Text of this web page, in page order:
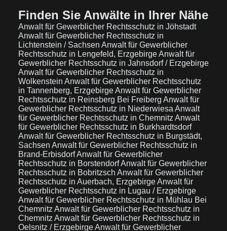
Finden Sie Anwälte in Ihrer Nähe
Anwalt für Gewerblicher Rechtsschutz in Jöhstadt
Anwalt für Gewerblicher Rechtsschutz in
Lichtenstein / Sachsen Anwalt für Gewerblicher
Rechtsschutz in Lengefeld, ErzgebirgeAnwalt für
Gewerblicher Rechtsschutz in Jahnsdorf / Erzgebirge
Anwalt für Gewerblicher Rechtsschutz in
Wolkenstein Anwalt für Gewerblicher Rechtsschutz
in Tannenberg, ErzgebirgeAnwalt für Gewerblicher
Rechtsschutz in Reinsberg Bei Freiberg Anwalt für
Gewerblicher Rechtsschutz in Niederwiesa Anwalt
für Gewerblicher Rechtsschutz in Chemnitz Anwalt
für Gewerblicher Rechtsschutz in Burkhardtsdorf
Anwalt für Gewerblicher Rechtsschutz in Burgstädt,
Sachsen Anwalt für Gewerblicher Rechtsschutz in
Brand-ErbisdorfAnwalt für Gewerblicher
Rechtsschutz in BorstendorfAnwalt für Gewerblicher
Rechtsschutz in Bobritzsch Anwalt für Gewerblicher
Rechtsschutz in Auerbach, ErzgebirgeAnwalt für
Gewerblicher Rechtsschutz in Lugau / Erzgebirge
Anwalt für Gewerblicher Rechtsschutz in Mühlau Bei
Chemnitz Anwalt für Gewerblicher Rechtsschutz in
Chemnitz Anwalt für Gewerblicher Rechtsschutz in
Oelsnitz / ErzgebirgeAnwalt für Gewerblicher